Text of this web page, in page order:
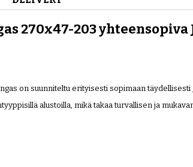
270x47-203
on suunniteltu erityisesti sopimaan täydellisesti
alustoilla, mikä takaa turvallisen ja